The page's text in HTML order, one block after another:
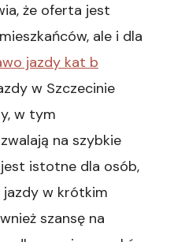
że oferta jest
ale i dla
jazdy kat b
w Szczecinie
w tym
na szybkie
istotne dla osób,
w krótkim
szansę na